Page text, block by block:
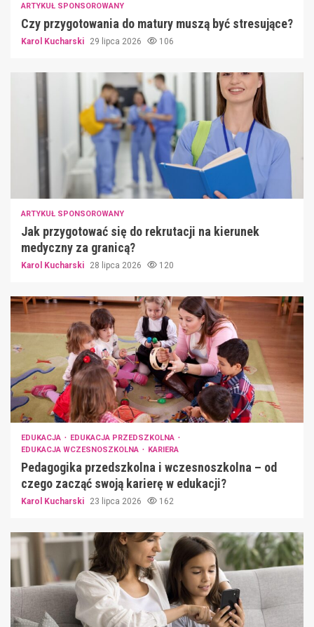
ARTYKUŁ SPONSOROWANY
Czy przygotowania do matury muszą być stresujące?
Karol Kucharski 29 lipca 2026 106
ARTYKUŁ SPONSOROWANY
Jak przygotować się do rekrutacji na kierunek
medyczny za granicą?
Karol Kucharski 28 lipca 2026 120
EDUKACJA
EDUKACJA PRZEDSZKOLNA
EDUKACJA WCZESNOSZKOLNA
KARIERA
Pedagogika przedszkolna i wczesnoszkolna – od
czego zacząć swoją karierę w edukacji?
Karol Kucharski 23 lipca 2026 162